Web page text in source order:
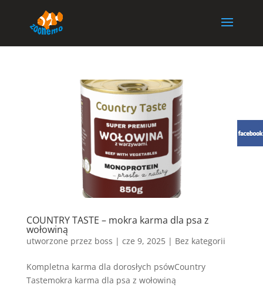
COUNTRY TASTE – mokra karma dla psa z
wołowiną
utworzone przez boss | cze 9, 2025| Bez kategorii
Kompletna karma dla dorosłych psówCountry
Tastemokra karma dla psa z wołowiną